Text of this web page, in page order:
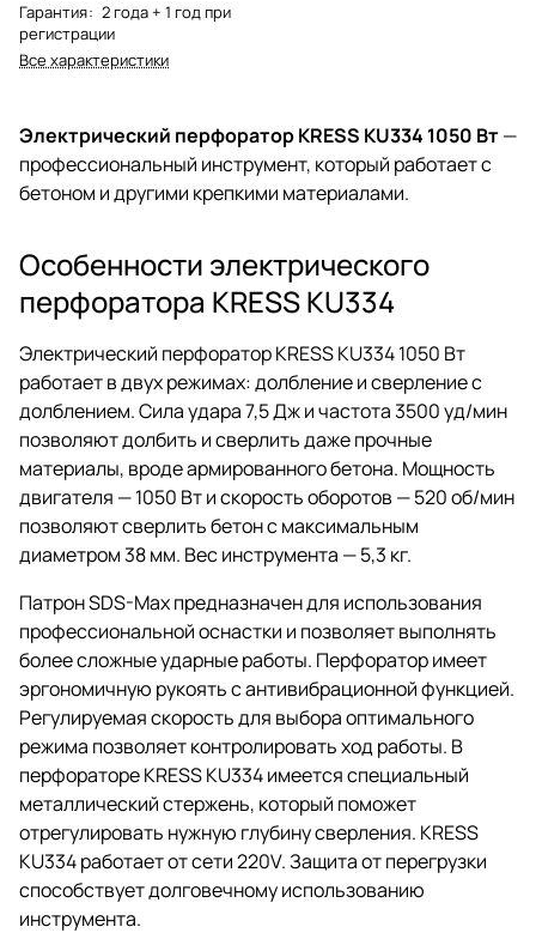
Гарантия: 2 года + 1 год при
регистрации
Все характеристики
Электрический перфоратор KRESS KU334 1050 Вт—
профессиональный инструмент, который работает с
бетоном и другими крепкими материалами.
Особенности электрического
перфоратора KRESS KU334
Электрический перфоратор KRESS KU334 1050 Вт
работает в двух режимах: долбление и сверление с
долблением. Сила удара 7,5 Дж и частота 3500 уд/мин
позволяют долбить и сверлить даже прочные
материалы, вроде армированного бетона. Мощность
двигателя — 1050 Вт и скорость оборотов — 520 об/мин
позволяют сверлить бетон с максимальным
диаметром 38 мм. Вес инструмента — 5,3 кг.
Патрон SDS-Max предназначен для использования
профессиональной оснастки и позволяет выполнять
более сложные ударные работы. Перфоратор имеет
эргономичную рукоять с антивибрационной функцией.
Регулируемая скорость для выбора оптимального
режима позволяет контролировать ход работы. В
перфораторе KRESS KU334 имеется специальный
металлический стержень, который поможет
отрегулировать нужную глубину сверления. KRESS
KU334 работает от сети 220V. Защита от перегрузки
способствует долговечному использованию
инструмента.